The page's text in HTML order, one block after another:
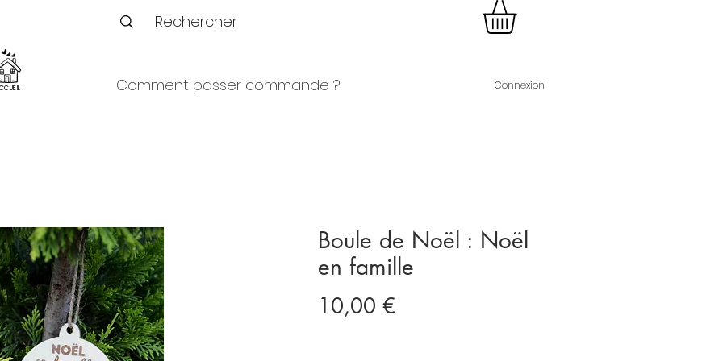
Comment passer commande ? Connexion
Boule de Noël : Noël
en famille
10,00 €